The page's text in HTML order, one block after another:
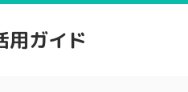
用ガイド